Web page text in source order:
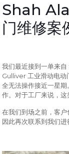
Shah
门维修案
我们最近接到一单来自
Gulliver 工业滑动电动
全无法操作接近一星
作。对于工厂来说，这
在我们到场之前，客
因此再次联系到我们进